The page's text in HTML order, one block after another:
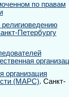
по правам
Петербургу
организация
(МАРС). Санкт-